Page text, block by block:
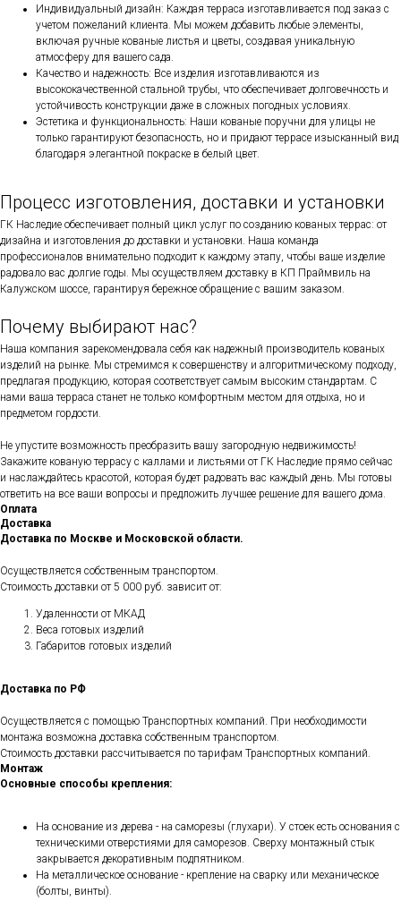
Индивидуальный дизайн: Каждая терраса изготавливается под заказ с
учетом пожеланий клиента. Мы можем добавить любые элементы,
включая ручные кованые листья и цветы, создавая уникальную
атмосферу для вашего сада.
Качество и надежность: Все изделия изготавливаются из
высококачественной стальной трубы, что обеспечивает долговечность и
устойчивость конструкции даже в сложных погодных условиях.
Эстетика и функциональность: Наши кованые поручни для улицы не
только гарантируют безопасность, но и придают террасе изысканный вид
благодаря элегантной покраске в белый цвет.
Процесс изготовления, доставки и установки
ГК Наследие обеспечивает полный цикл услуг по созданию кованых террас: от
дизайна и изготовления до доставки и установки. Наша команда
профессионалов внимательно подходит к каждому этапу, чтобы ваше изделие
радовало вас долгие годы. Мы осуществляем доставку в КП Праймвиль на
Калужском шоссе, гарантируя бережное обращение с вашим заказом.
Почему выбирают нас?
Наша компания зарекомендовала себя как надежный производитель кованых
изделий на рынке. Мы стремимся к совершенству и алгоритмическому подходу,
предлагая продукцию, которая соответствует самым высоким стандартам. С
нами ваша терраса станет не только комфортным местом для отдыха, но и
предметом гордости.
Не упустите возможность преобразить вашу загородную недвижимость!
Закажите кованую террасу с каллами и листьями от ГК Наследие прямо сейчас
и наслаждайтесь красотой, которая будет радовать вас каждый день. Мы готовы
ответить на все ваши вопросы и предложить лучшее решение для вашего дома.
Оплата
Доставка
Доставка по Москве и Московской области.
Осуществляется собственным транспортом.
Стоимость доставки от 5 000 руб. зависит от:
Удаленности от МКАД
Веса готовых изделий
Габаритов готовых изделий
Доставка по РФ
Осуществляется с помощью Транспортных компаний. При необходимости
монтажа возможна доставка собственным транспортом.
Стоимость доставки рассчитывается по тарифам Транспортных компаний.
Монтаж
Основные способы крепления:
На основание из дерева - на саморезы (глухари). У стоек есть основания с
техническими отверстиями для саморезов. Сверху монтажный стык
закрывается декоративным подпятником.
На металлическое основание - крепление на сварку или механическое
(болты, винты).